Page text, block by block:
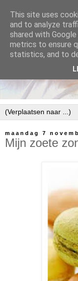
maandag 7
Mijn zoete
This site uses
and to analyze
shared with
metrics to ensure
statistics, and to